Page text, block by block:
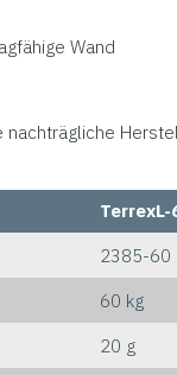
Wand
TerrexL-
2385-60
60 kg
20 g